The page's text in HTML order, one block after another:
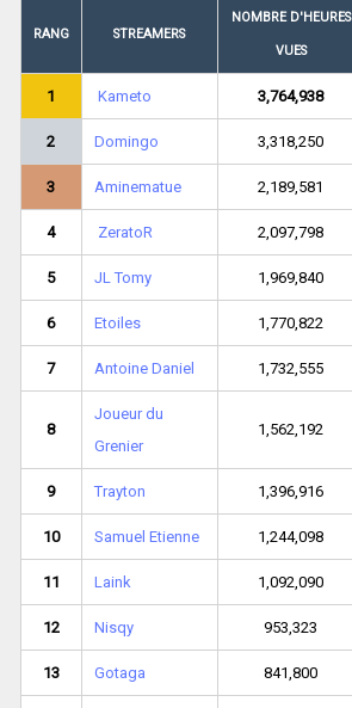
RANG STREAMERS
NOMBRE D'HEURES
VUES
1 Kameto 3,764,938
2 Domingo 3,318,250
3 Aminematue 2,189,581
4 ZeratoR 2,097,798
5 JL Tomy 1,969,840
6 Etoiles 1,770,822
7 Antoine Daniel 1,732,555
8
Joueur du
Grenier
1,562,192
9 Trayton 1,396,916
10 Samuel Etienne 1,244,098
11 Laink 1,092,090
12 Nisqy 953,323
13 Gotaga 841,800